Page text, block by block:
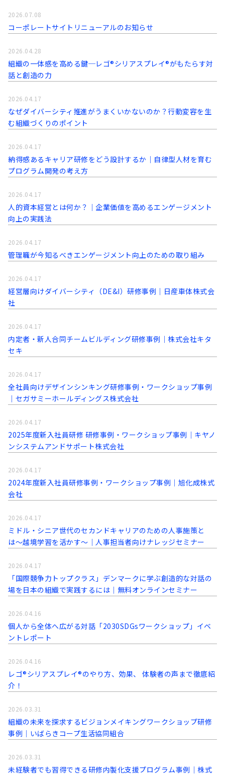
コーポレートサイトリニューアルのお知らせ
2026.07.08
組織の一体感を高める鍵─レゴ®シリアスプレイ®がもたらす対
話と創造の力
2026.04.28
なぜダイバーシティ推進がうまくいかないのか？行動変容を生
む組織づくりのポイント
2026.04.17
納得感あるキャリア研修をどう設計するか｜自律型人材を育む
プログラム開発の考え方
2026.04.17
人的資本経営とは何か？｜企業価値を高めるエンゲージメント
向上の実践法
2026.04.17
管理職が今知るべきエンゲージメント向上のための取り組み
2026.04.17
経営層向けダイバーシティ（DE&I）研修事例｜日産車体株式会
社
2026.04.17
内定者・新人合同チームビルディング研修事例｜株式会社キタ
セキ
2026.04.17
全社員向けデザインシンキング研修事例・ワークショップ事例
｜セガサミーホールディングス株式会社
2026.04.17
2025年度新入社員研修 研修事例・ワークショップ事例｜キヤノ
ンシステムアンドサポート株式会社
2026.04.17
2024年度新入社員研修事例・ワークショップ事例｜旭化成株式
会社
2026.04.17
ミドル・シニア世代のセカンドキャリアのための人事施策と
は〜越境学習を活かす〜｜人事担当者向けナレッジセミナー
2026.04.17
「国際競争力トップクラス」デンマークに学ぶ創造的な対話の
場を日本の組織で実践するには｜無料オンラインセミナー
2026.04.17
個人から全体へ広がる対話「2030SDGsワークショップ」イベ
ントレポート
2026.04.16
レゴ®シリアスプレイ®のやり方、効果、 体験者の声まで徹底紹
介！
2026.04.16
組織の未来を探求するビジョンメイキングワークショップ研修
事例│いばらきコープ生活協同組合
2026.03.31
未経験者でも習得できる研修内製化支援プログラム事例│株式
2026.03.31